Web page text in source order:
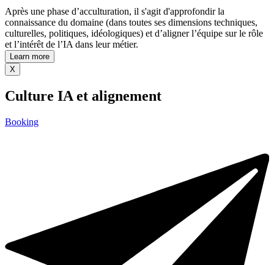
Après une phase d’acculturation, il s'agit d'approfondir la
connaissance du domaine (dans toutes ses dimensions techniques,
culturelles, politiques, idéologiques) et d’aligner l’équipe sur le rôle
et l’intérêt de l’IA dans leur métier.
Learn more
X
Culture IA et alignement
Booking